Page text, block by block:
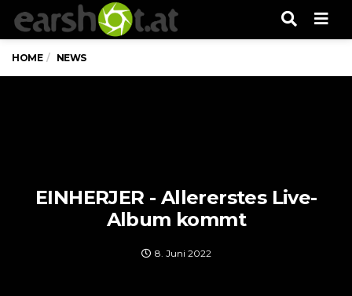
HOME NEWS
EINHERJER - Allererstes Live-
Album kommt
8. Juni 2022